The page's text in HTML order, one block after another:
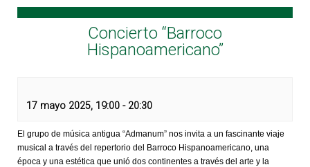
Concierto “Barroco
Hispanoamericano”
17 mayo 2025, 19:00 - 20:30
El grupo de música antigua “Admanum” nos invita a un fascinante viaje
musical a través del repertorio del Barroco Hispanoamericano, una
época y una estética que unió dos continentes a través del arte y la